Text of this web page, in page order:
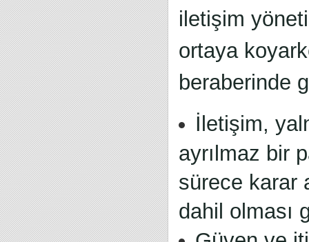
iletişim
ortaya
beraberinde
İletişim,
ayrılmaz bir
sürece karar
dahil olması